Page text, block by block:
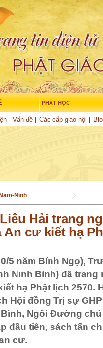
- Vấn đề Các cấp giáo hội
PHẬT HỌC
NGHIÊN CỨU
Ninh
Hải trang
An cư kiết hạ
5 năm Bính Ngọ),
Ninh Bình) đã
hạ Phật lịch 2570.
Hội đồng Trị sự
Bình, Ngôi Đường
đầu tiên, sách tấn
cư.